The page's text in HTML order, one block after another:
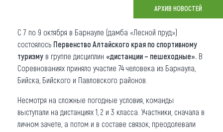
Что привезти (сувениры)
О регионе
Коллекция впечатлений
Другие рубрики
АРХИВ НОВОСТЕЙ
С 7 по 9 октября в Барнауле (дамба «Лесной пруд»)
состоялось Первенство Алтайского края по спортивному
туризму в группе дисциплин «дистанции – пешеходные». В
Соревнованиях приняло участие 74 человека из Барнаула,
Бийска, Бийского и Павловского районов.
Несмотря на сложные погодные условия, команды
выступали на дистанциях 1, 2 и 3 класса. Участники, сначала в
личном зачете, а потом и в составе связок, преодолевали